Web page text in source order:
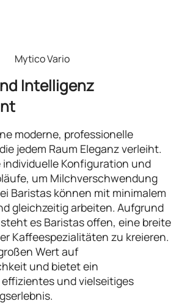
Mytico Vario
Intelligenz
moderne, professionelle
jedem Raum Eleganz verleiht.
individuelle Konfiguration und
um Milchverschwendung
Baristas können mit minimalem
gleichzeitig arbeiten. Aufgrund
es Baristas offen, eine breite
Kaffeespezialitäten zu kreieren.
Wert auf
und bietet ein
und vielseitiges